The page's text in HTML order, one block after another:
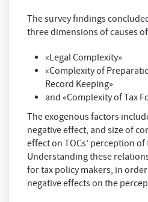
The survey findings
three dimensions of causes
«Legal Complexity»
«Complexity of
Record Keeping»
and «Complexity of Tax
The exogenous factors
negative effect, and size of
effect on TOCs’ perception
Understanding these
for tax policy makers, in
negative effects on the